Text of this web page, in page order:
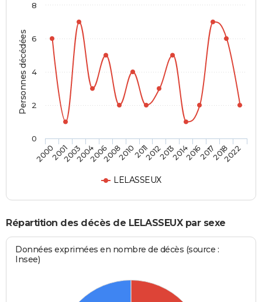
Personnes décédées
LELASSEUX
200020012003200420062008201020112012201320142016201720182022
0
2
4
6
8
Répartition des décès de LELASSEUX par sexe
Données exprimées en nombre de décès (source :
Insee)